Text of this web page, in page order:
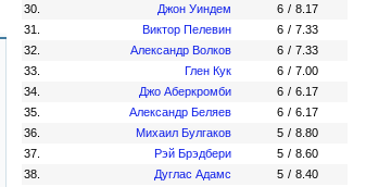
30.
Джон Уиндем 6 / 8.17
31.
Виктор Пелевин 6 / 7.33
32.
Александр Волков 6 / 7.33
33.
Глен Кук 6 / 7.00
34.
Джо Аберкромби 6 / 6.17
35.
Александр Беляев 6 / 6.17
36.
Михаил Булгаков 5 / 8.80
37.
Рэй Брэдбери 5 / 8.60
38.
Дуглас Адамс 5 / 8.40